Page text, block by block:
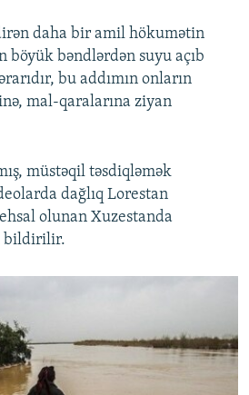
daha bir amil hökumətin
böyük bəndlərdən suyu açıb
bu addımın onların
mal-qaralarına ziyan
müstəqil təsdiqləmək
dağlıq Lorestan
olunan Xuzestanda
bildirilir.